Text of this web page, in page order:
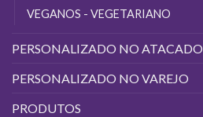
VEGANOS - VEGETARIANO
PERSONALIZADO NO ATACADO
PERSONALIZADO NO VAREJO
PRODUTOS